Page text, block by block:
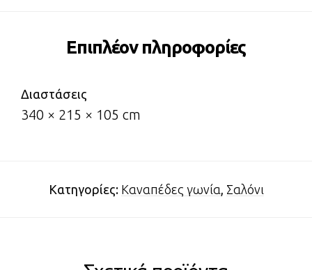
Επιπλέον πληροφορίες
Διαστάσεις
340 × 215 × 105 cm
Κατηγορίες: Καναπέδες γωνία, Σαλόνι